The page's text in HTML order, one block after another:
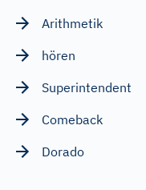
Arithmetik
hören
Superintendent
Comeback
Dorado